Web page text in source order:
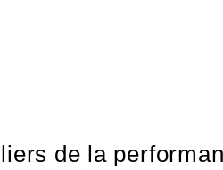
Cliquez ici
de la